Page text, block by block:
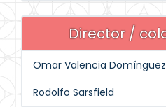
Director /
Omar Valencia Domínguez
Rodolfo Sarsfield